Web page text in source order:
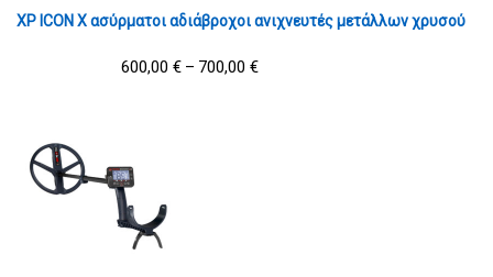
XP ICON X ασύρματοι αδιάβροχοι ανιχνευτές μετάλλων χρυσού
600,00 € – 700,00 €